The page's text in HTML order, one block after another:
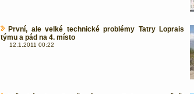
První, ale velké technické problémy Tatry Loprais
týmu a pád na 4. místo
12.1.2011 00:22